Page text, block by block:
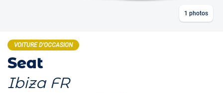
1 photos
VOITURE D'OCCASION
Seat
Ibiza FR